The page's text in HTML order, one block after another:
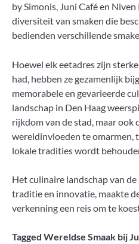
by Simonis, Juni Café en
diversiteit van smaken die
bedienden verschillende
Hoewel elk eetadres zijn
had, hebben ze gezamenlijk
memorabele en gevarieerde
landschap in Den Haag
rijkdom van de stad, maar ook
wereldinvloeden te omarmen,
lokale tradities wordt
Het culinaire landschap van
traditie en innovatie, maakte
verkenning een reis om te
Tagged Wereldse Smaak bij